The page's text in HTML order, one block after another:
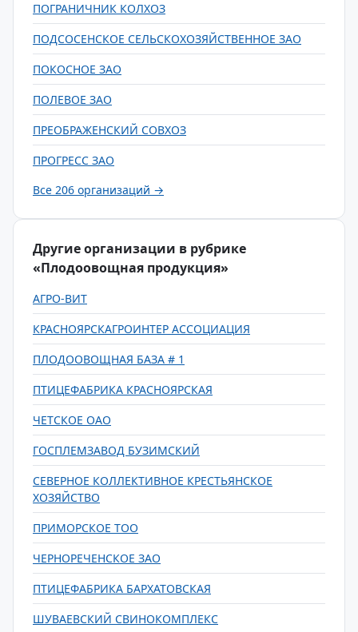
ПОГРАНИЧНИК КОЛХОЗ
ПОДСОСЕНСКОЕ СЕЛЬСКОХОЗЯЙСТВЕННОЕ ЗАО
ПОКОСНОЕ ЗАО
ПОЛЕВОЕ ЗАО
ПРЕОБРАЖЕНСКИЙ СОВХОЗ
ПРОГРЕСС ЗАО
Все 206 организаций →
Другие организации в рубрике
«Плодоовощная продукция»
АГРО-ВИТ
КРАСНОЯРСКАГРОИНТЕР АССОЦИАЦИЯ
ПЛОДООВОЩНАЯ БАЗА # 1
ПТИЦЕФАБРИКА КРАСНОЯРСКАЯ
ЧЕТСКОЕ ОАО
ГОСПЛЕМЗАВОД БУЗИМСКИЙ
СЕВЕРНОЕ КОЛЛЕКТИВНОЕ КРЕСТЬЯНСКОЕ
ХОЗЯЙСТВО
ПРИМОРСКОЕ ТОО
ЧЕРНОРЕЧЕНСКОЕ ЗАО
ПТИЦЕФАБРИКА БАРХАТОВСКАЯ
ШУВАЕВСКИЙ СВИНОКОМПЛЕКС